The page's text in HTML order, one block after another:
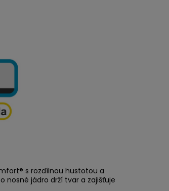
s rozdílnou hustotou a
nosné jádro drží tvar a zajišťuje